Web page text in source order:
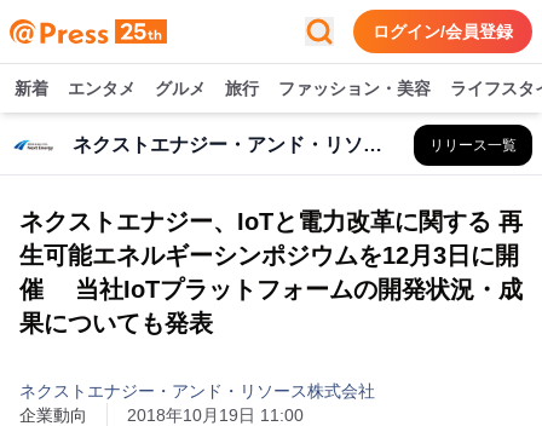
ログイン/会員登録
新着 エンタメ グルメ 旅行 ファッション・美容 ライフスタ
ネクストエナジー・アンド・リソース株式会社 リリース一覧
ネクストエナジー、IoTと電力改革に関する 再
生可能エネルギーシンポジウムを12月3日に開
催 当社IoTプラットフォームの開発状況・成
果についても発表
ネクストエナジー・アンド・リソース株式会社
企業動向
2018年10月19日 11:00